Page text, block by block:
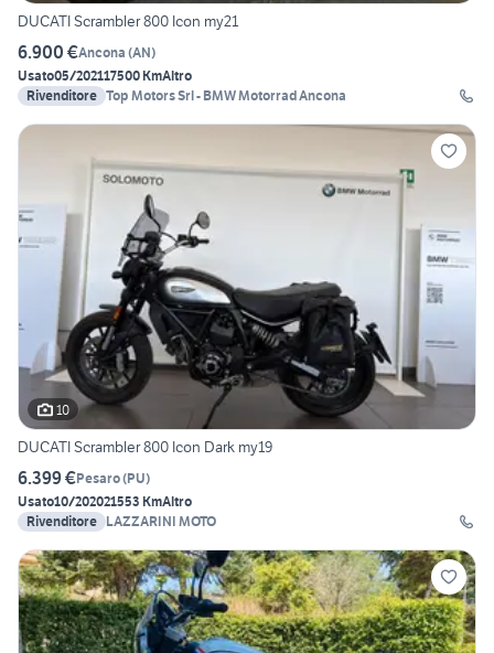
DUCATI Scrambler 800 Icon my21
6.900 €Ancona (AN)
Usato05/202117500 KmAltro
Rivenditore Top Motors Srl - BMW Motorrad Ancona
10
DUCATI Scrambler 800 Icon Dark my19
6.399 €Pesaro(PU)
Usato10/202021553 KmAltro
Rivenditore LAZZARINI MOTO